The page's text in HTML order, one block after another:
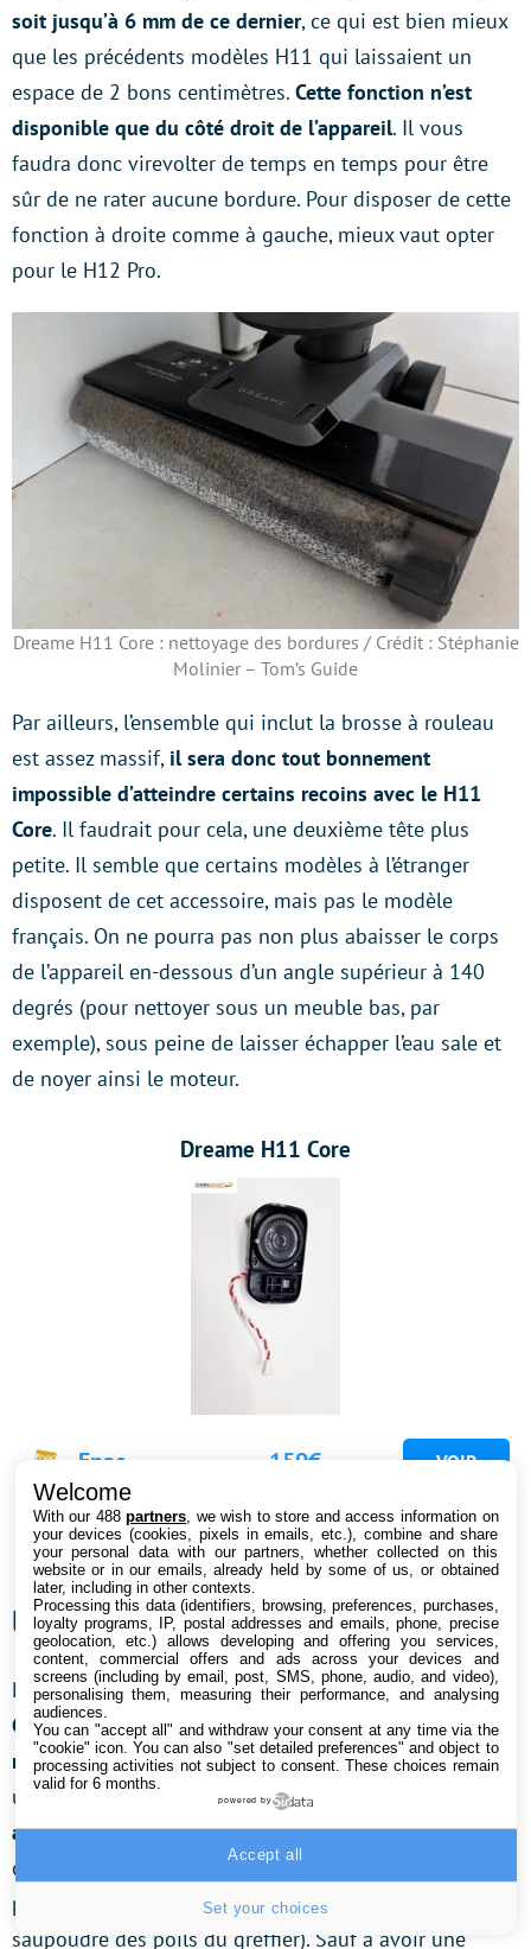
soit jusqu’à 6 mm de ce dernier, ce qui est bien mieux
que les précédents modèles H11 qui laissaient un
espace de 2 bons centimètres. Cette fonction n’est
disponible que du côté droit de l’appareil. Il vous
faudra donc virevolter de temps en temps pour être
sûr de ne rater aucune bordure. Pour disposer de cette
fonction à droite comme à gauche, mieux vaut opter
pour le H12 Pro.
Dreame H11 Core : nettoyage des bordures / Crédit : Stéphanie
Molinier – Tom’s Guide
Par ailleurs, l’ensemble qui inclut la brosse à rouleau
est assez massif, il sera donc tout bonnement
impossible d’atteindre certains recoins avec le H11
Core. Il faudrait pour cela, une deuxième tête plus
petite. Il semble que certains modèles à l’étranger
disposent de cet accessoire, mais pas le modèle
français. On ne pourra pas non plus abaisser le corps
de l’appareil en-dessous d’un angle supérieur à 140
degrés (pour nettoyer sous un meuble bas, par
exemple), sous peine de laisser échapper l’eau sale et
de noyer ainsi le moteur.
Dreame H11 Core
Fnac 159€
Cdiscount 159€
Une aide-ménagère assez efficace
Nous abordons enfin la question primordiale :le H11
Core de Dreame laisse-t-il les sols propres ? La
réponse est oui,même s’il est nécessaire de tempérer
un peu ce verdict.
Nous l’avons testé sur un cocktail
assez détonnantalliant du liquide et du solide : œuf,
coquille d’œuf, thé infusé, sauce soja, farine, litière
pour chat, huile et miel (le tout inévitablement
saupoudré des poils du greffier). Sauf à avoir une
Welcome
With our 488partners , we wish to store and access information on
your devices (cookies, pixels in emails, etc.), combine and share
your personal data with our partners, whether collected on this
website or in our emails, already held by some of us, or obtained
later, including in other contexts.
Processing this data (identifiers, browsing, preferences, purchases,
loyalty programs, IP, postal addresses and emails, phone, precise
geolocation, etc.) allows developing and offering you services,
content, commercial offers and ads across your devices and
screens (including by email, post, SMS, phone, audio, and video),
personalising them, measuring their performance, and analysing
audiences.
You can "accept all" and withdraw your consent at any time via the
"cookie" icon. You can also "set detailed preferences" and object to
processing activities not subject to consent. These choices remain
valid for 6 months.
powered by
Set your choices
Accept all